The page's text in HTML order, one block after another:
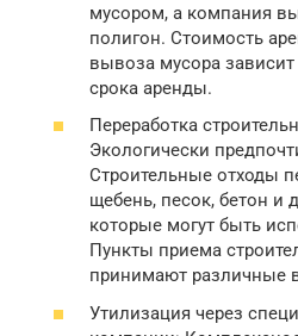
мусором, а компания
полигон. Стоимость
вывоза мусора
срока аренды.
Переработка
Экологически
Строительные отходы
щебень, песок, бетон и
которые могут быть
Пункты приема
принимают различные
Утилизация через